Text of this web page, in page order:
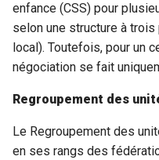
enfance (CSS) pour
selon une structure à
local). Toutefois, pour un
négociation se fait
Regroupement des
Le Regroupement des
en ses rangs des